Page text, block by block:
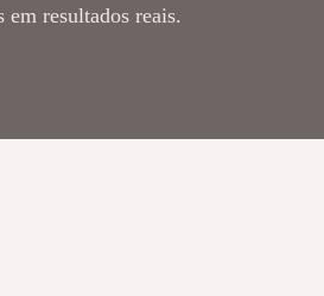
em resultados reais.